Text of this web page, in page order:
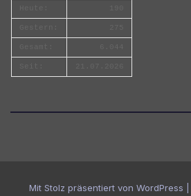
Mit Stolz präsentiert von WordPress